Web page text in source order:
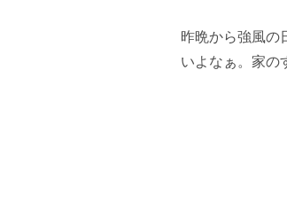
昨晩から強風の
いよなぁ。家の